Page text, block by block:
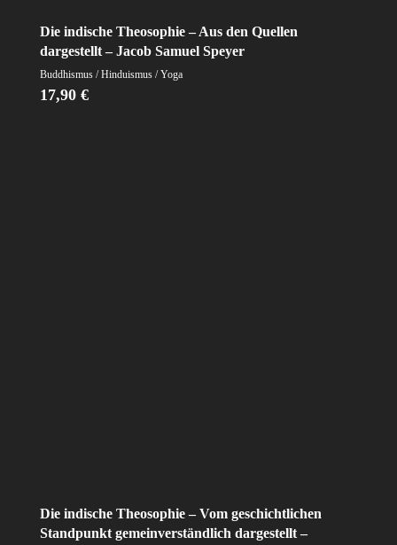
Die indische Theosophie – Aus den Quellen
dargestellt – Jacob Samuel Speyer
Buddhismus / Hinduismus / Yoga
17,90 €
Die indische Theosophie – Vom geschichtlichen
Standpunkt gemeinverständlich dargestellt –